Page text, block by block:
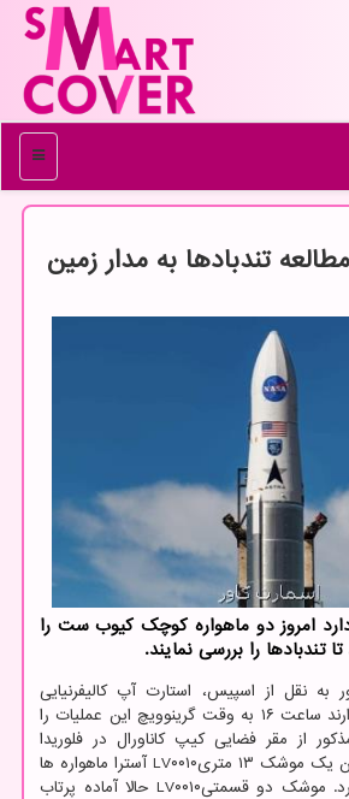
منو
تندبادها به مدار زمین
امروز دو ماهواره کوچک کیوب ست را
تندبادها را بررسی نمایند.
به نقل از اسپیس، استارت آپ کالیفرنیایی
مذکور و ناسا تصمیم دارند ساعت ۱۶ به وقت گرینوویچ این عملیات را
از مقر فضایی کیپ کاناورال در فلوریدا
انجام می شود و طی آن یک موشک ۱۳ متریLV۰۰۱۰ آسترا ماهواره ها
را به مدار زمین می برد. موشک دو قسمتیLV۰۰۱۰ حالا آماده پرتاب